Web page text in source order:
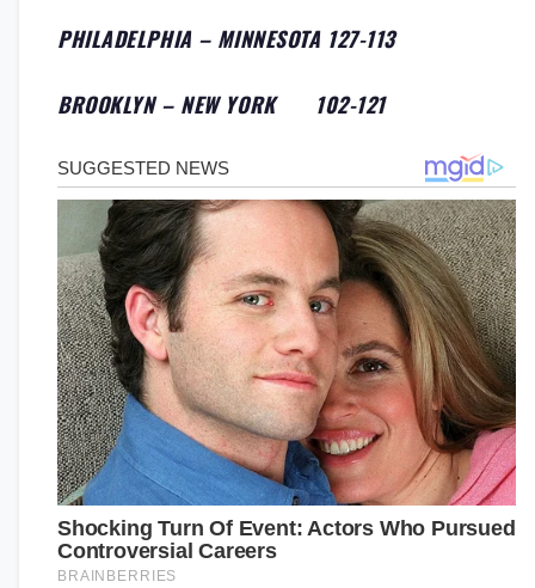
PHILADELPHIA – MINNESOTA 127-113
BROOKLYN – NEW YORK 102-121